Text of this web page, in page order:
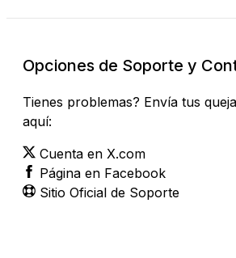
Opciones de Soporte y
Tienes problemas? Envía tus
aquí:
Cuenta en X.com
Página en Facebook
Sitio Oficial de Soporte